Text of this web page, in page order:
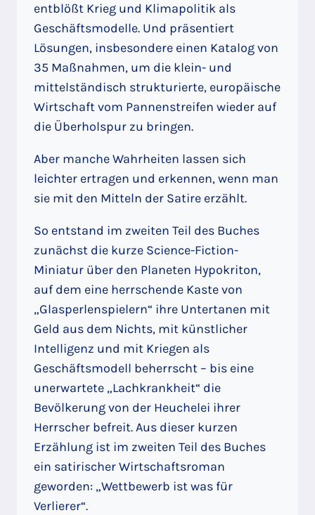
entblößt Krieg und Klimapolitik als
Geschäftsmodelle. Und präsentiert
Lösungen, insbesondere einen Katalog von
35 Maßnahmen, um die klein- und
mittelständisch strukturierte, europäische
Wirtschaft vom Pannenstreifen wieder auf
die Überholspur zu bringen.
Aber manche Wahrheiten lassen sich
leichter ertragen und erkennen, wenn man
sie mit den Mitteln der Satire erzählt.
So entstand im zweiten Teil des Buches
zunächst die kurze Science-Fiction-
Miniatur über den Planeten Hypokriton,
auf dem eine herrschende Kaste von
„Glasperlenspielern“ ihre Untertanen mit
Geld aus dem Nichts, mit künstlicher
Intelligenz und mit Kriegen als
Geschäftsmodell beherrscht – bis eine
unerwartete „Lachkrankheit“ die
Bevölkerung von der Heuchelei ihrer
Herrscher befreit. Aus dieser kurzen
Erzählung ist im zweiten Teil des Buches
ein satirischer Wirtschaftsroman
geworden: „Wettbewerb ist was für
Verlierer“.